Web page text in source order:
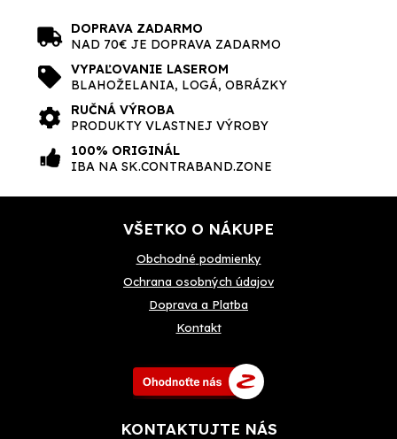
DOPRAVA ZADARMO
NAD 70€ JE DOPRAVA ZADARMO
VYPAĽOVANIE LASEROM
BLAHOŽELANIA, LOGÁ, OBRÁZKY
RUČNÁ VÝROBA
PRODUKTY VLASTNEJ VÝROBY
100% ORIGINÁL
IBA NA SK.CONTRABAND.ZONE
VŠETKO O NÁKUPE
Obchodné podmienky
Ochrana osobných údajov
Doprava a Platba
Kontakt
KONTAKTUJTE NÁS